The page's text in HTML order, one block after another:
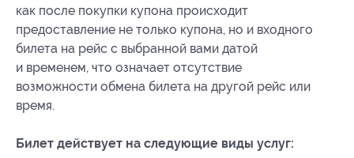
как после покупки купона происходит
предоставление не только купона, но и входного
билета на рейс с выбранной вами датой
и временем, что означает отсутствие
возможности обмена билета на другой рейс или
время.
Билет действует на следующие виды услуг: